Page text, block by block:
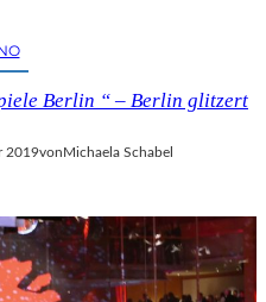
I
“
Berlin “ – Berlin glitzert
2019von Michaela Schabel